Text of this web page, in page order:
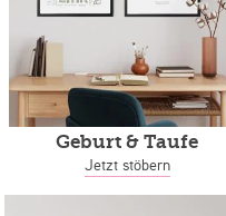
Geburt & Taufe
Jetzt stöbern